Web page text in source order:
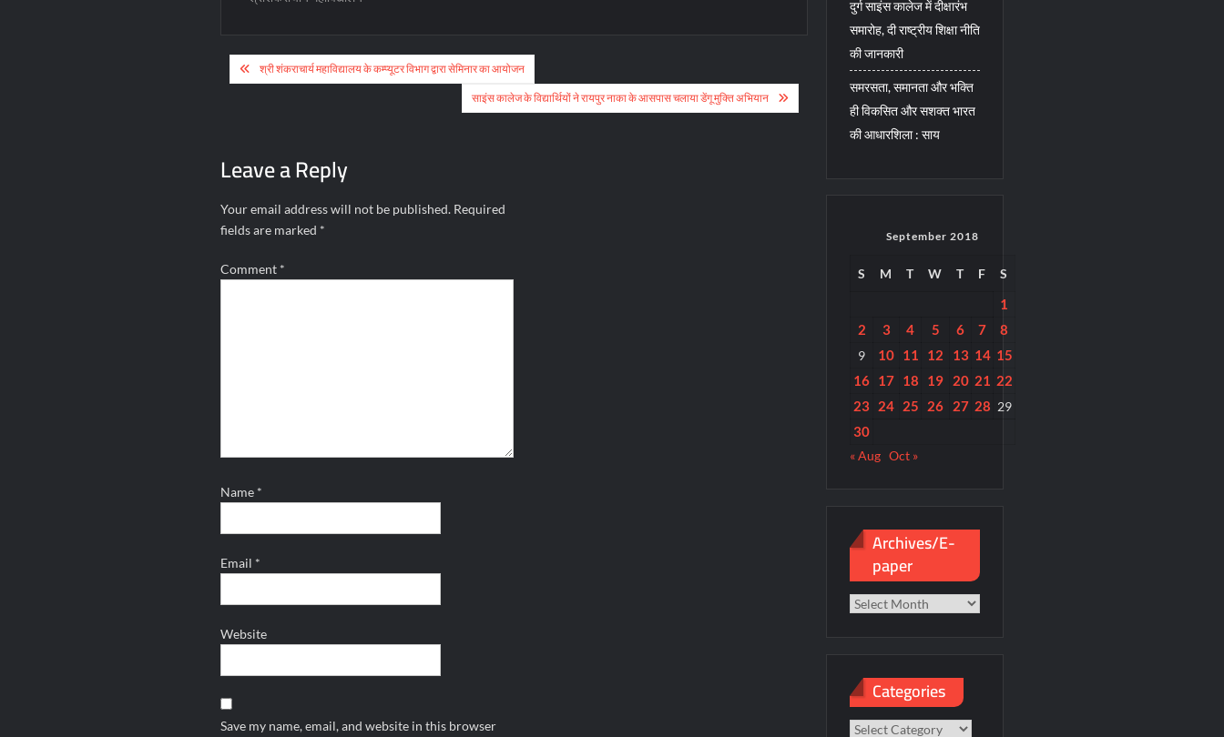
Post
navigation
श्री शंकराचार्य महाविद्यालय के कम्प्यूटर विभाग द्वारा सेमिनार का आयोजन
साइंस कालेज के विद्यार्थियों ने रायपुर नाका के आसपास चलाया डेंगू मुक्ति अभियान
Leave a Reply
Your email address will not be published. Required
fields are marked *
Comment *
Name *
Email *
Website
Save my name, email, and website in this browser
दुर्ग साइंस कालेज में दीक्षारंभ
समारोह, दी राष्ट्रीय शिक्षा नीति
की जानकारी
समरसता, समानता और भक्ति
ही विकसित और सशक्त भारत
की आधारशिला : साय
September 2018
S M T W T F S
1
2
3 4 5 6 7 8
9 10 11 12 13 14 15
16 17 18 19 20 21 22
23 24 25 26 27 28 29
30
« Aug Oct »
Archives/E-
paper
Archives/E-
Categories
Categories